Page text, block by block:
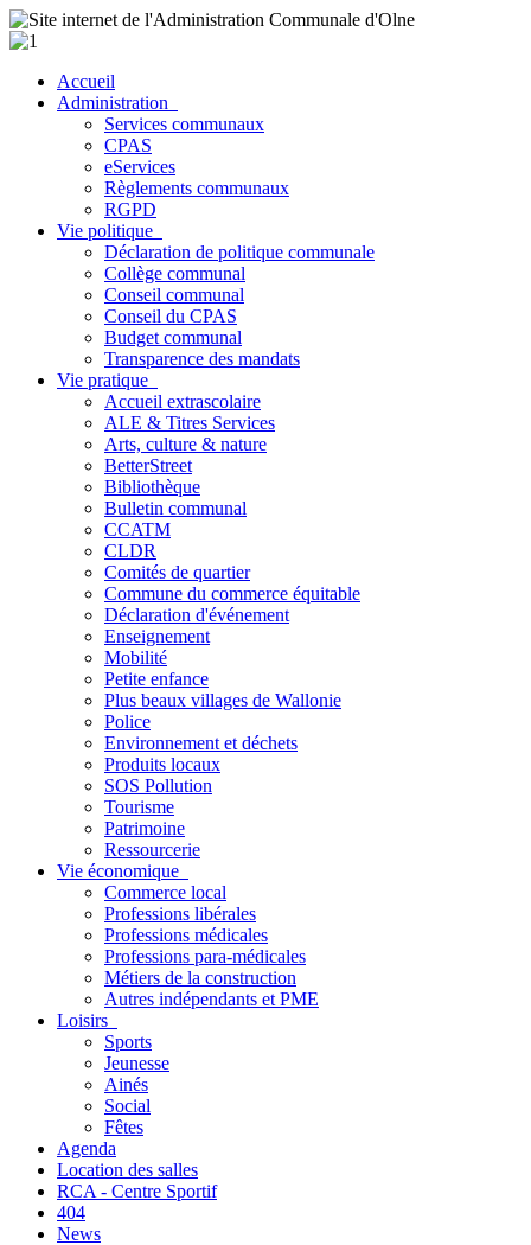
Accueil
Administration
Services communaux
CPAS
eServices
Règlements communaux
RGPD
Vie politique
Déclaration de politique communale
Collège communal
Conseil communal
Conseil du CPAS
Budget communal
Transparence des mandats
Vie pratique
Accueil extrascolaire
ALE & Titres Services
Arts, culture & nature
BetterStreet
Bibliothèque
Bulletin communal
CCATM
CLDR
Comités de quartier
Commune du commerce équitable
Déclaration d'événement
Enseignement
Mobilité
Petite enfance
Plus beaux villages de Wallonie
Police
Environnement et déchets
Produits locaux
SOS Pollution
Tourisme
Patrimoine
Ressourcerie
Vie économique
Commerce local
Professions libérales
Professions médicales
Professions para-médicales
Métiers de la construction
Autres indépendants et PME
Loisirs
Sports
Jeunesse
Ainés
Social
Fêtes
Agenda
Location des salles
RCA - Centre Sportif
404
News